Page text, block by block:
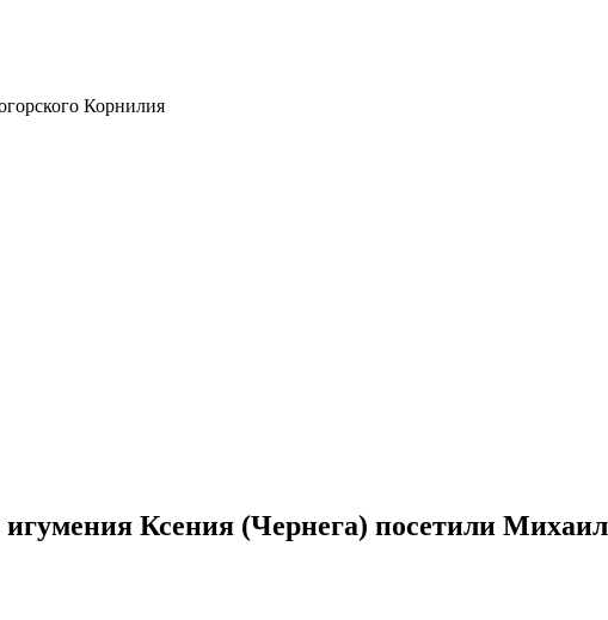
Корнилия
Ксения (Чернега) посетили